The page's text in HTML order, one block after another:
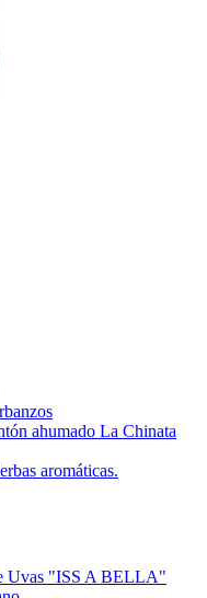
ahumado La Chinata
aromáticas.
Uvas "ISS A BELLA"